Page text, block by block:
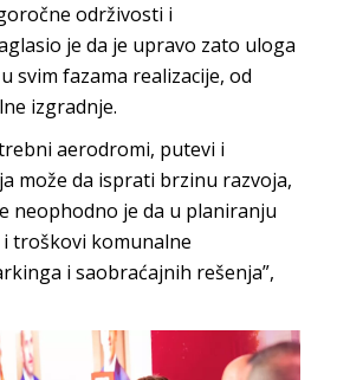
održivosti i
je da je upravo zato uloga
svim fazama realizacije, od
izgradnje.
aerodromi, putevi i
može da isprati brzinu razvoja,
neophodno je da u planiranju
troškovi komunalne
i saobraćajnih rešenja”,